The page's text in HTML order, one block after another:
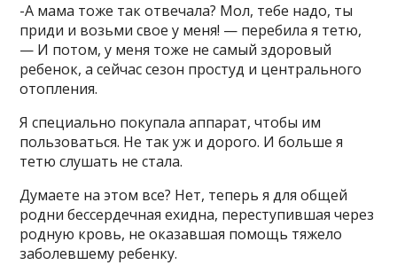
-А мама тоже так отвечала? Мол, тебе надо, ты
приди и возьми свое у меня! — перебила я тетю,
— И потом, у меня тоже не самый здоровый
ребенок, а сейчас сезон простуд и центрального
отопления.
Я специально покупала аппарат, чтобы им
пользоваться. Не так уж и дорого. И больше я
тетю слушать не стала.
Думаете на этом все? Нет, теперь я для общей
родни бессердечная ехидна, переступившая через
родную кровь, не оказавшая помощь тяжело
заболевшему ребенку.